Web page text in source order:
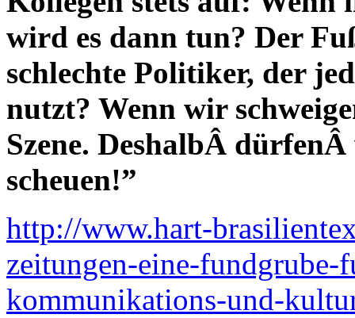
wird es dann tun? Der
schlechte Politiker, der
nutzt? Wenn wir
Szene. DeshalbÂ
scheuen!”
http://www.hart-
zeitungen-eine-fundgrube-
kommunikations-und-